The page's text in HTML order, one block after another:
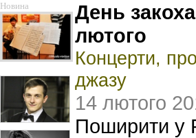
Новина
День
лютого
Концерти,
джазу
14 лютого
Поширити у